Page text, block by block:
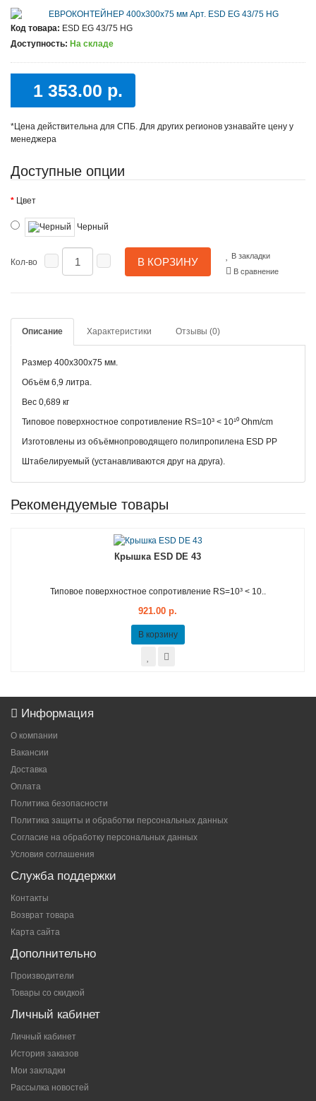
Код товара: ESD EG 43/75 HG
Доступность: На складе
1 353.00 р.
*Цена действительна для СПБ. Для других регионов узнавайте цену у
менеджера
Доступные опции
Цвет
Черный
Кол-во В КОРЗИНУ
В закладки
В сравнение
Описание Характеристики Отзывы (0)
Размер 400x300x75 мм.
Объём 6,9 литра.
Вес 0,689 кг
Типовое поверхностное сопротивление RS=10³ < 10¹⁰ Ohm/cm
Изготовлены из объёмнопроводящего полипропилена ESD PP
Штабелируемый (устанавливаются друг на друга).
Рекомендуемые товары
Крышка ESD DE 43
Типовое поверхностное сопротивление RS=10³ < 10..
921.00 р.
В корзину
Информация
О компании
Вакансии
Доставка
Оплата
Политика безопасности
Политика защиты и обработки персональных данных
Согласие на обработку персональных данных
Условия соглашения
Служба поддержки
Контакты
Возврат товара
Карта сайта
Дополнительно
Производители
Товары со скидкой
Личный кабинет
Личный кабинет
История заказов
Мои закладки
Рассылка новостей